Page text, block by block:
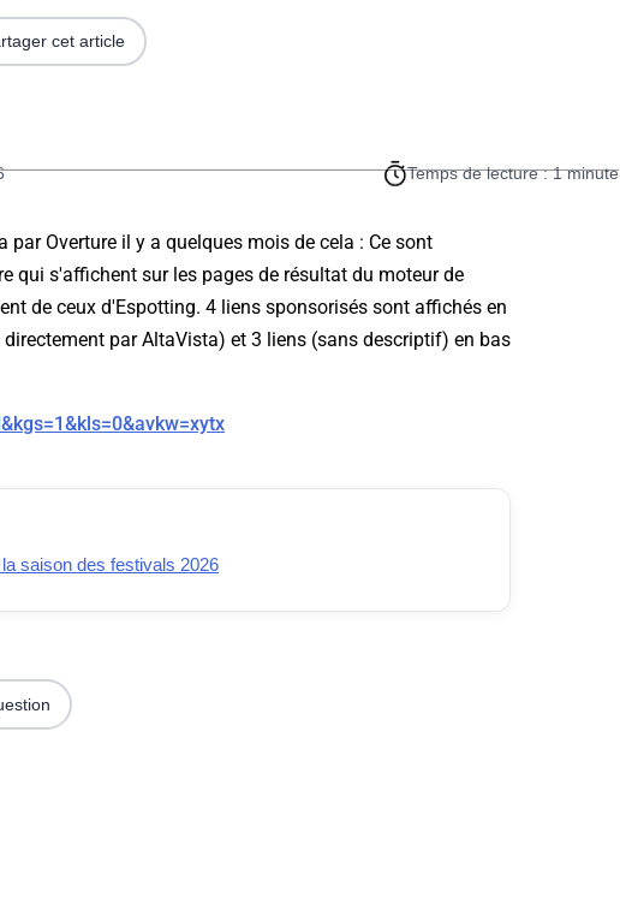
Temps de lecture : 1 minute
cet article
Overture il y a quelques mois de cela : Ce sont
qui s'affichent sur les pages de résultat du moteur de
de ceux d'Espotting. 4 liens sponsorisés sont affichés en
par AltaVista) et 3 liens (sans descriptif) en bas
saison des festivals 2026